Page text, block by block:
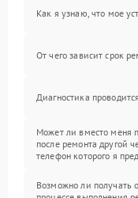
Как я узнаю, что мое
От чего зависит срок
Диагностика
Может ли вместо меня
после ремонта другой
телефон которого я
Возможно ли получать